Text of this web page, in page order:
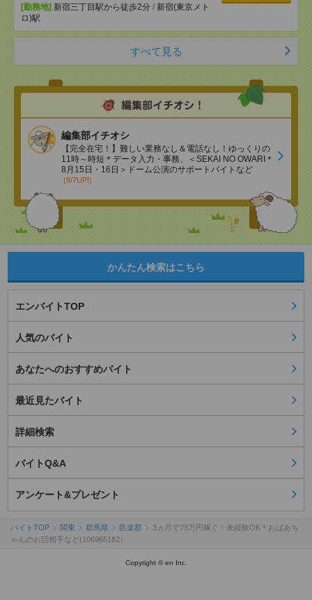
[勤務地] 新宿三丁目駅から徒歩2分 / 新宿(東京メト
ロ)駅
すべて見る
編集部イチオシ
【完全在宅！】難しい業務なし＆電話なし！ゆっくりの
11時～時短＊データ入力・事務、＜SEKAI NO OWARI＊
8月15日・16日＞ドーム公演のサポートバイトなど
(8/7UP!)
かんたん検索はこちら
エンバイトTOP
人気のバイト
あなたへのおすすめバイト
最近見たバイト
詳細検索
バイトQ&A
アンケート&プレゼント
バイトTOP 関東 群馬県 邑楽郡
3ヵ月で73万円稼ぐ！未経験OK＊おばあち
ゃんのお話相手など(106965182）
Copyright © en Inc.